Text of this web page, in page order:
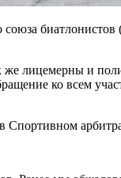
лицемерны и
ко всем
Спортивном